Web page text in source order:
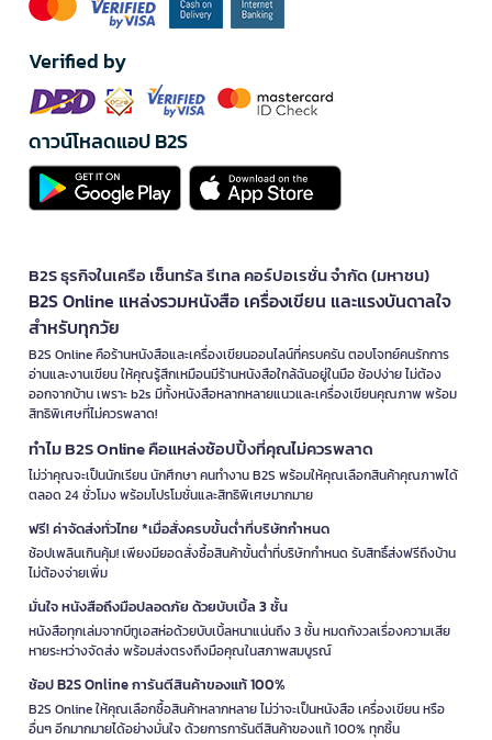
Verified by
ดาวน์โหลดแอป B2S
B2S ธุรกิจในเครือ เซ็นทรัล รีเทล คอร์ปอเรชั่น จำกัด (มหาชน)
B2S Online แหล่งรวมหนังสือ เครื่องเขียน และแรงบันดาลใจ
สำหรับทุกวัย
B2S Online คือร้านหนังสือและเครื่องเขียนออนไลน์ที่ครบครัน ตอบโจทย์คนรักการ
อ่านและงานเขียน ให้คุณรู้สึกเหมือนมีร้านหนังสือใกล้ฉันอยู่ในมือ ช้อปง่าย ไม่ต้อง
ออกจากบ้าน เพราะ b2s มีทั้งหนังสือหลากหลายแนวและเครื่องเขียนคุณภาพ พร้อม
สิทธิพิเศษที่ไม่ควรพลาด!
ทำไม B2S Online คือแหล่งช้อปปิ้งที่คุณไม่ควรพลาด
ไม่ว่าคุณจะเป็นนักเรียน นักศึกษา คนทำงาน B2S พร้อมให้คุณเลือกสินค้าคุณภาพได้
ตลอด 24 ชั่วโมง พร้อมโปรโมชั่นและสิทธิพิเศษมากมาย
ฟรี! ค่าจัดส่งทั่วไทย *เมื่อสั่งครบขั้นต่ำที่บริษัทกำหนด
ช้อปเพลินเกินคุ้ม! เพียงมียอดสั่งซื้อสินค้าขั้นต่ำที่บริษัทกำหนด รับสิทธิ์ส่งฟรีถึงบ้าน
ไม่ต้องจ่ายเพิ่ม
มั่นใจ หนังสือถึงมือปลอดภัย ด้วยบับเบิ้ล 3 ชั้น
หนังสือทุกเล่มจากบีทูเอสห่อด้วยบับเบิ้ลหนาแน่นถึง 3 ชั้น หมดกังวลเรื่องความเสีย
หายระหว่างจัดส่ง พร้อมส่งตรงถึงมือคุณในสภาพสมบูรณ์
ช้อป B2S Online การันตีสินค้าของแท้ 100%
B2S Online ให้คุณเลือกซื้อสินค้าหลากหลาย ไม่ว่าจะเป็นหนังสือ เครื่องเขียน หรือ
อื่นๆ อีกมากมายได้อย่างมั่นใจ ด้วยการการันตีสินค้าของแท้ 100% ทุกชิ้น